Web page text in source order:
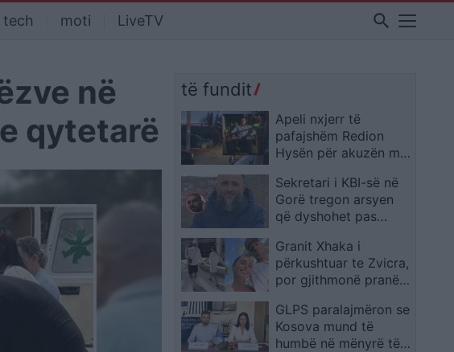
tech moti LiveTV search
në
qytetarë
të fundit
Apeli nxjerr të
pafajshëm Redion
Hysën për akuzën mbi
Sekretari i KBI-së në
Gorë tregon arsyen
që dyshohet pas
Dragash
Granit Xhaka i
përkushtuar te Zvicra,
por gjithmonë pranë
kanë rëndësi
GLPS paralajmëron se
Kosova mund të
humbë në mënyrë të